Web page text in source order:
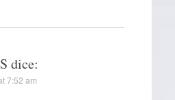
dice:
7:52 am